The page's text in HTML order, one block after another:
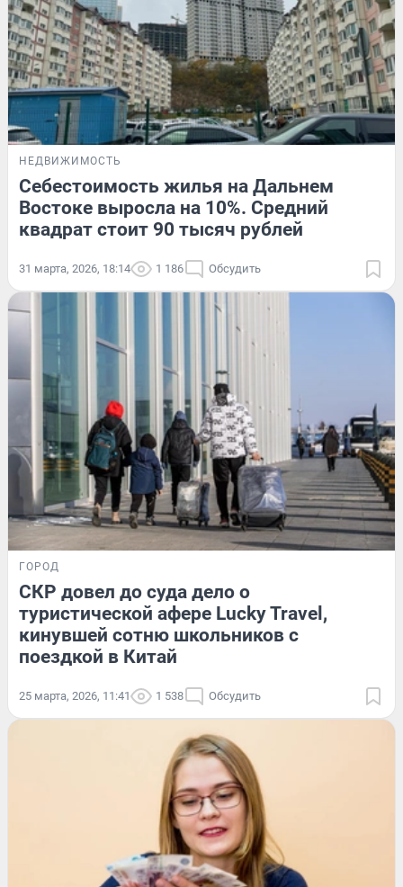
НЕДВИЖИМОСТЬ
Себестоимость жилья на Дальнем
Востоке выросла на 10%. Средний
квадрат стоит 90 тысяч рублей
31 марта, 2026, 18:14 1 186 Обсудить
ГОРОД
СКР довел до суда дело о
туристической афере Lucky Travel,
кинувшей сотню школьников с
поездкой в Китай
25 марта, 2026, 11:41 1 538 Обсудить